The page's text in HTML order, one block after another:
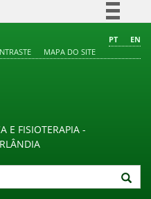
Comunica BR
PT
EN
MAPA DO SITE
E FISIOTERAPIA -